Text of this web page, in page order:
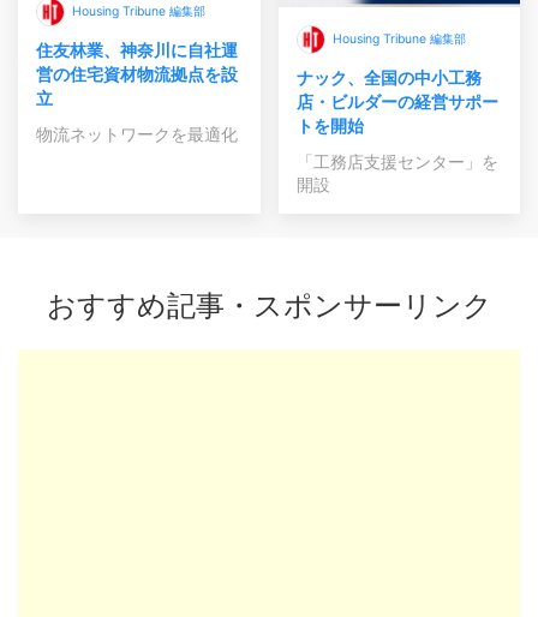
Housing Tribune 編集部
住友林業、神奈川に自社運
営の住宅資材物流拠点を設
立
物流ネットワークを最適化
Housing Tribune 編集部
ナック、全国の中小工務
店・ビルダーの経営サポー
トを開始
「工務店支援センター」を
開設
おすすめ記事・スポンサーリンク